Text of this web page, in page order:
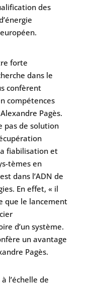
des
forte
dans le
confèrent
compétences
Pagès.
pas de solution
fiabilisation et
tèmes en
dans l’ADN de
En effet, « il
que le lancement
d’un système.
un avantage
Pagès.
l’échelle de